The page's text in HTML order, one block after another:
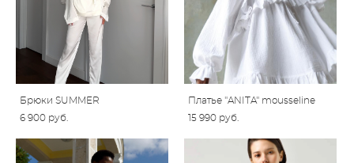
Брюки SUMMER
6 900 pуб.
Платье "ANITA" mousseline
15 990 pуб.